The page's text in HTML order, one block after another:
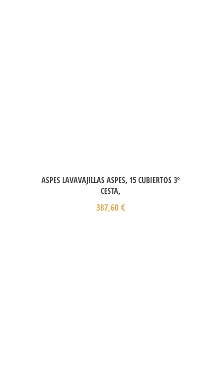
ASPES LAVAVAJILLAS ASPES, 15 CUBIERTOS 3º
CESTA,
387,60 €